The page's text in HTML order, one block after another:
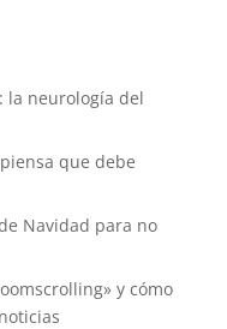
la neurología del
que debe
Navidad para no
y cómo